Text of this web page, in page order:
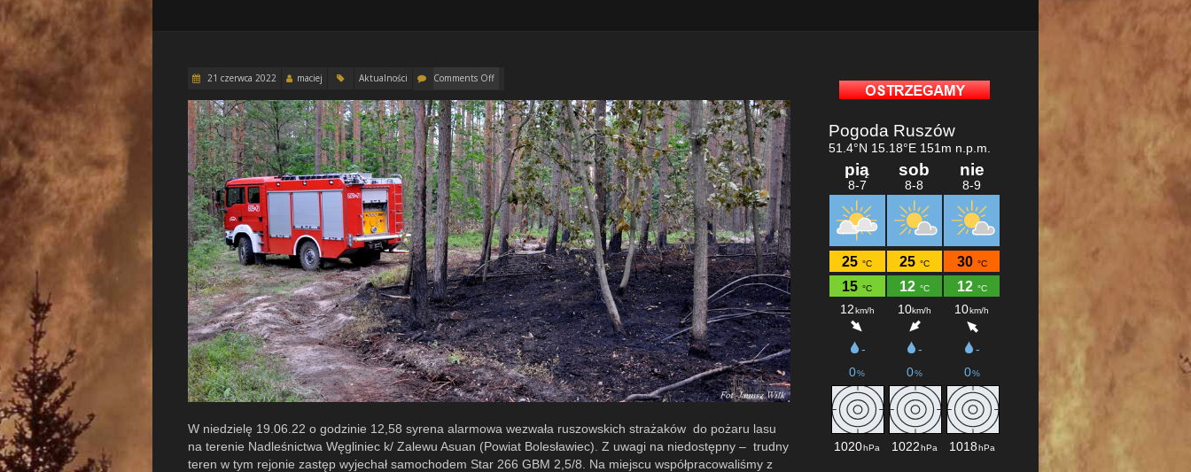
21 czerwca 2022 maciej Aktualności Comments Off
W niedzielę 19.06.22 o godzinie 12,58 syrena alarmowa wezwała ruszowskich strażaków do pożaru lasu
na terenie Nadleśnictwa Węgliniec k/ Zalewu Asuan (Powiat Bolesławiec). Z uwagi na niedostępny – trudny
teren w tym rejonie zastęp wyjechał samochodem Star 266 GBM 2,5/8. Na miejscu współpracowaliśmy z